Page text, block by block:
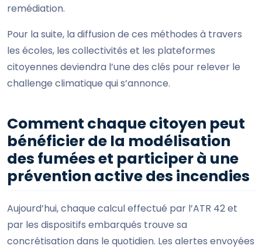
remédiation.
Pour la suite, la diffusion de ces méthodes à travers
les écoles, les collectivités et les plateformes
citoyennes deviendra l’une des clés pour relever le
challenge climatique qui s’annonce.
Comment chaque citoyen peut
bénéficier de la modélisation
des fumées et participer à une
prévention active des incendies
Aujourd’hui, chaque calcul effectué par l’ATR 42 et
par les dispositifs embarqués trouve sa
concrétisation dans le quotidien. Les alertes envoyées